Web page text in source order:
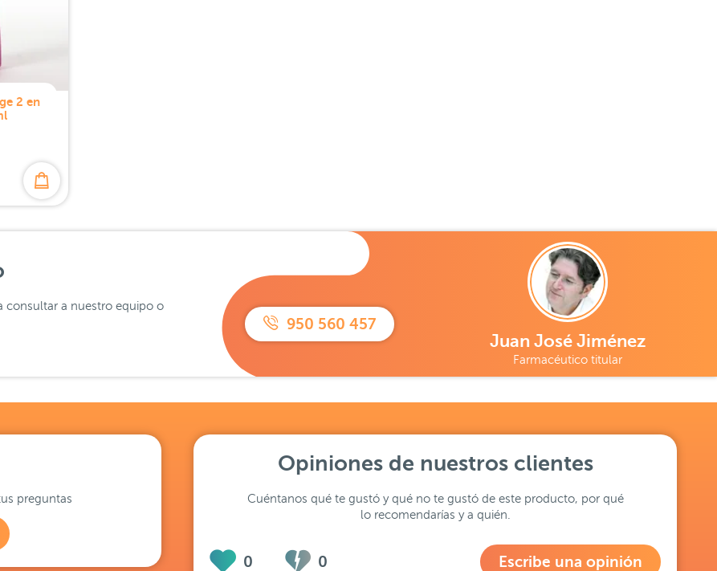
2 en
consultar a nuestro equipo o
950 560 457
Juan José Jiménez
Farmacéutico titular
preguntas
Opiniones de nuestros clientes
Cuéntanos qué te gustó y qué no te gustó de este producto, por qué
lo recomendarías y a quién.
0 0 Escribe una opinión